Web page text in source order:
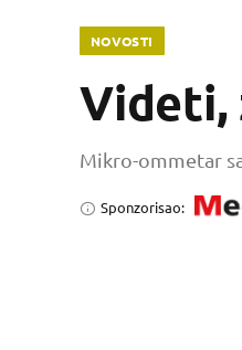
NOVOSTI
Videti,
Mikro-ommetar
Sponzorisao: